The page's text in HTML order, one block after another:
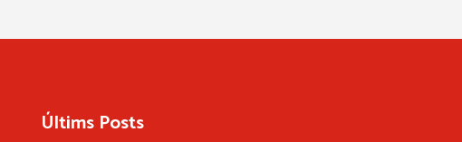
Últims Posts